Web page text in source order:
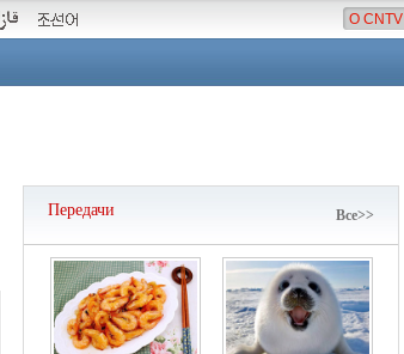
О CNTV
Передачи Все>>